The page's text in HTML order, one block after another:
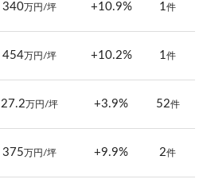
340万円/坪 +10.9% 1件
454万円/坪 +10.2% 1件
27.2万円/坪 +3.9% 52件
375万円/坪 +9.9% 2件